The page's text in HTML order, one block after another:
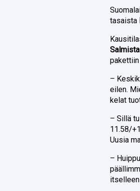
tasaista
Salmista
–
eilen.
kelat
– Sillä
11.58/
Uusia
–
itselleen